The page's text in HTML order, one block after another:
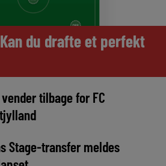
du drafte et perfekt
tilbage for FC
Stage-transfer meldes